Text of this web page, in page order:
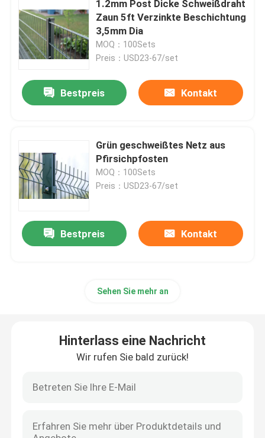
Stahl-Schleppmatte
Ziehen Sie Kette Harrow
Rasiermesserdrahtzaun
1.2mm Post Dicke Schweißdraht
Zaun 5ft Verzinkte Beschichtung
3,5mm Dia
MOQ：100Sets
Preis：USD23-67/set
Bestpreis Kontakt
Grün geschweißtes Netz aus
Pfirsichpfosten
MOQ：100Sets
Preis：USD23-67/set
Bestpreis Kontakt
Sehen Sie mehr an
Hinterlass eine Nachricht
Wir rufen Sie bald zurück!